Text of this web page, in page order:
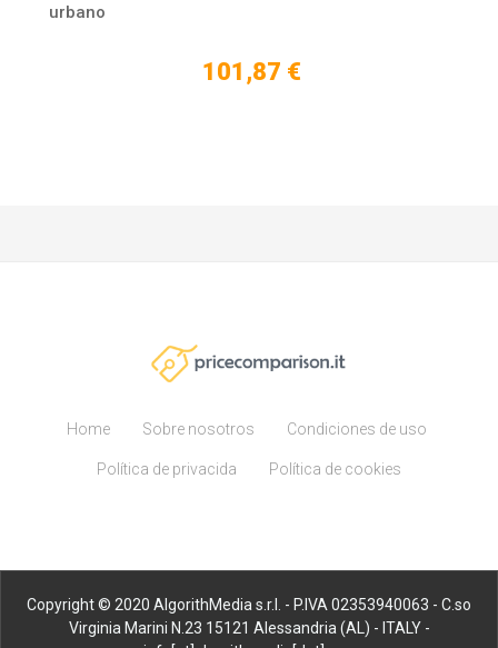
urbano
101,87 €
Home Sobre nosotros Condiciones de uso
Política de privacida Política de cookies
Copyright © 2020 AlgorithMedia s.r.l. - P.IVA 02353940063 - C.so
Virginia Marini N.23 15121 Alessandria (AL) - ITALY -